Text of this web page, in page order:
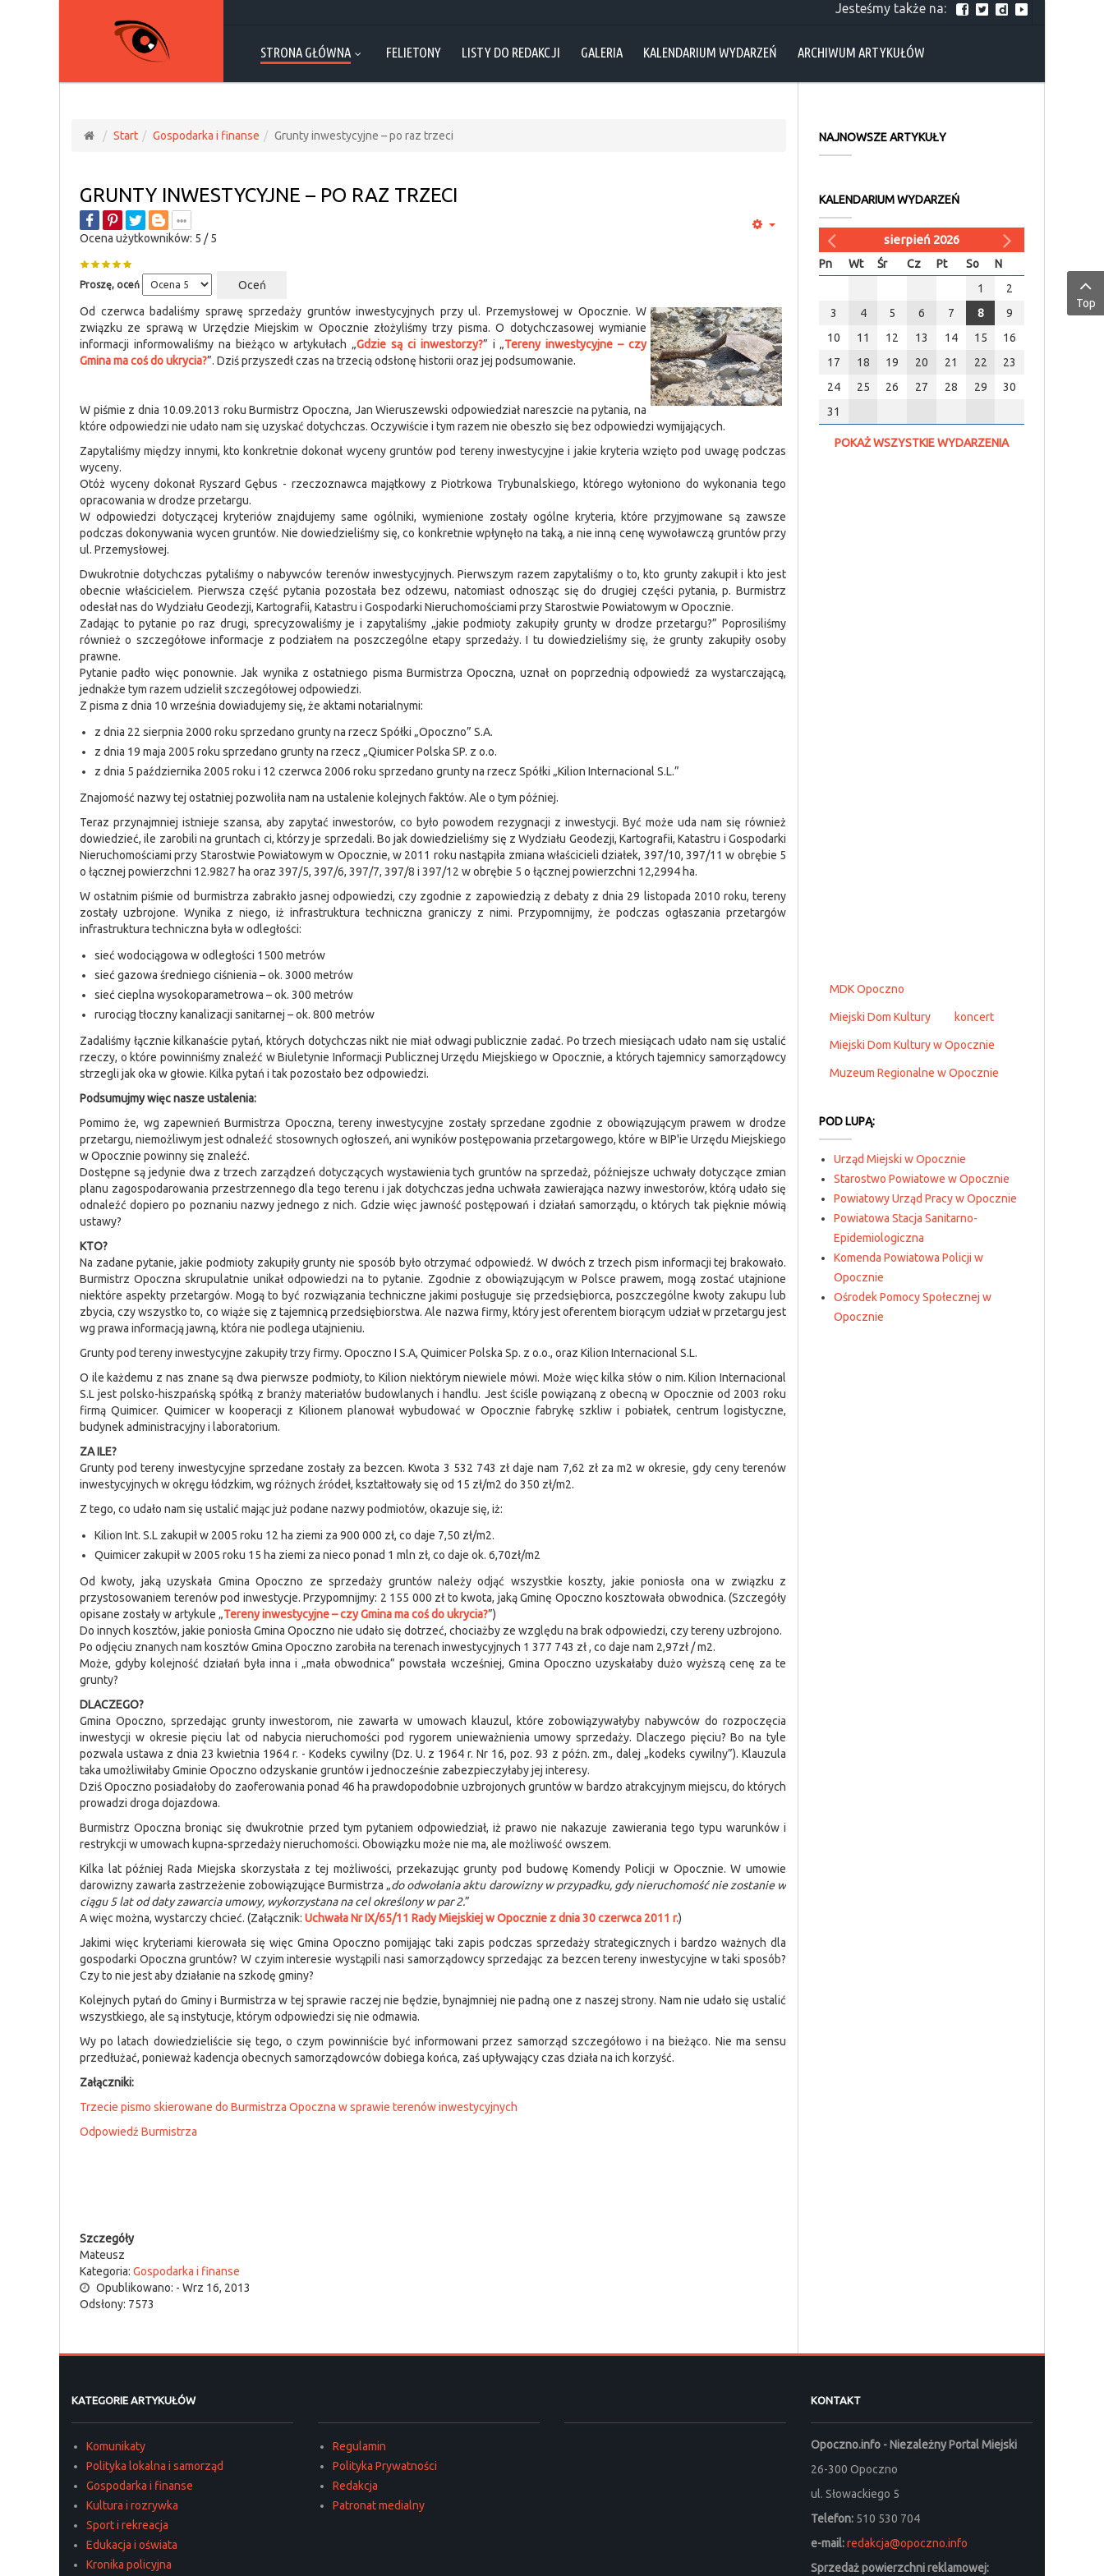
Jesteśmy także na:
STRONA GŁÓWNA FELIETONY LISTY DO REDAKCJI GALERIA KALENDARIUM WYDARZEŃ ARCHIWUM ARTYKUŁÓW
Start Gospodarka i finanse Grunty inwestycyjne – po raz trzeci
GRUNTY INWESTYCYJNE – PO RAZ TRZECI
Ocena użytkowników: 5 /5
Proszę, oceń
Od czerwca badaliśmy sprawę sprzedaży gruntów inwestycyjnych przy ul. Przemysłowej w Opocznie. W
związku ze sprawą w Urzędzie Miejskim w Opocznie złożyliśmy trzy pisma. O dotychczasowej wymianie
informacji informowaliśmy na bieżąco w artykułach „Gdzie są ci inwestorzy?” i „Tereny inwestycyjne – czy
Gmina ma coś do ukrycia?”. Dziś przyszedł czas na trzecią odsłonę historii oraz jej podsumowanie.
W piśmie z dnia 10.09.2013 roku Burmistrz Opoczna, Jan Wieruszewski odpowiedział nareszcie na pytania, na
które odpowiedzi nie udało nam się uzyskać dotychczas. Oczywiście i tym razem nie obeszło się bez odpowiedzi wymijających.
Zapytaliśmy między innymi, kto konkretnie dokonał wyceny gruntów pod tereny inwestycyjne i jakie kryteria wzięto pod uwagę podczas
wyceny.
Otóż wyceny dokonał Ryszard Gębus - rzeczoznawca majątkowy z Piotrkowa Trybunalskiego, którego wyłoniono do wykonania tego
opracowania w drodze przetargu.
W odpowiedzi dotyczącej kryteriów znajdujemy same ogólniki, wymienione zostały ogólne kryteria, które przyjmowane są zawsze
podczas dokonywania wycen gruntów. Nie dowiedzieliśmy się, co konkretnie wpłynęło na taką, a nie inną cenę wywoławczą gruntów przy
ul. Przemysłowej.
Dwukrotnie dotychczas pytaliśmy o nabywców terenów inwestycyjnych. Pierwszym razem zapytaliśmy o to, kto grunty zakupił i kto jest
obecnie właścicielem. Pierwsza część pytania pozostała bez odzewu, natomiast odnosząc się do drugiej części pytania, p. Burmistrz
odesłał nas do Wydziału Geodezji, Kartografii, Katastru i Gospodarki Nieruchomościami przy Starostwie Powiatowym w Opocznie.
Zadając to pytanie po raz drugi, sprecyzowaliśmy je i zapytaliśmy „jakie podmioty zakupiły grunty w drodze przetargu?” Poprosiliśmy
również o szczegółowe informacje z podziałem na poszczególne etapy sprzedaży. I tu dowiedzieliśmy się, że grunty zakupiły osoby
prawne.
Pytanie padło więc ponownie.Jak wynika z ostatniego pisma Burmistrza Opoczna, uznał on poprzednią odpowiedź za wystarczającą,
jednakże tym razem udzielił szczegółowej odpowiedzi.
Z pisma z dnia 10 września dowiadujemy się, że aktami notarialnymi:
z dnia 22 sierpnia 2000 roku sprzedano grunty na rzecz Spółki „Opoczno” S.A.
z dnia 19 maja 2005 roku sprzedano grunty na rzecz „Qiumicer Polska SP. z o.o.
z dnia 5 października 2005 roku i 12 czerwca 2006 roku sprzedano grunty na rzecz Spółki „Kilion Internacional S.L.”
Znajomość nazwy tej ostatniej pozwoliła nam na ustalenie kolejnych faktów. Ale o tym później.
Teraz przynajmniej istnieje szansa, aby zapytać inwestorów, co było powodem rezygnacji z inwestycji. Być może uda nam się również
dowiedzieć, ile zarobili na gruntach ci, którzy je sprzedali. Bo jak dowiedzieliśmy się z Wydziału Geodezji, Kartografii, Katastru i Gospodarki
Nieruchomościami przy Starostwie Powiatowym w Opocznie, w 2011 roku nastąpiła zmiana właścicieli działek, 397/10, 397/11 w obrębie 5
o łącznej powierzchni 12.9827 ha oraz 397/5, 397/6, 397/7, 397/8 i 397/12 w obrębie 5 o łącznej powierzchni 12,2994 ha.
W ostatnim piśmie od burmistrza zabrakło jasnej odpowiedzi, czy zgodnie z zapowiedzią z debaty z dnia 29 listopada 2010 roku, tereny
zostały uzbrojone. Wynika z niego, iż infrastruktura techniczna graniczy z nimi. Przypomnijmy, że podczas ogłaszania przetargów
infrastruktura techniczna była w odległości:
sieć wodociągowa w odległości 1500 metrów
sieć gazowa średniego ciśnienia – ok. 3000 metrów
sieć cieplna wysokoparametrowa – ok. 300 metrów
rurociąg tłoczny kanalizacji sanitarnej – ok. 800 metrów
Zadaliśmy łącznie kilkanaście pytań, których dotychczas nikt nie miał odwagi publicznie zadać. Po trzech miesiącach udało nam się ustalić
rzeczy, o które powinniśmy znaleźć w Biuletynie Informacji Publicznej Urzędu Miejskiego w Opocznie, a których tajemnicy samorządowcy
strzegli jak oka w głowie. Kilka pytań i tak pozostało bez odpowiedzi.
Podsumujmy więc nasze ustalenia:
Pomimo że, wg zapewnień Burmistrza Opoczna, tereny inwestycyjne zostały sprzedane zgodnie z obowiązującym prawem w drodze
przetargu, niemożliwym jest odnaleźć stosownych ogłoszeń, ani wyników postępowania przetargowego, które w BIP'ie Urzędu Miejskiego
w Opocznie powinny się znaleźć.
Dostępne są jedynie dwa z trzech zarządzeń dotyczących wystawienia tych gruntów na sprzedaż, późniejsze uchwały dotyczące zmian
planu zagospodarowania przestrzennego dla tego terenu i jak dotychczas jedna uchwała zawierająca nazwy inwestorów, którą udało się
odnaleźć dopiero po poznaniu nazwy jednego z nich. Gdzie więc jawność postępowań i działań samorządu, o których tak pięknie mówią
ustawy?
KTO?
Na zadane pytanie, jakie podmioty zakupiły grunty nie sposób było otrzymać odpowiedź. W dwóch z trzech pism informacji tej brakowało.
Burmistrz Opoczna skrupulatnie unikał odpowiedzi na to pytanie. Zgodnie z obowiązującym w Polsce prawem, mogą zostać utajnione
niektóre aspekty przetargów. Mogą to być rozwiązania techniczne jakimi posługuje się przedsiębiorca, poszczególne kwoty zakupu lub
zbycia, czy wszystko to, co wiąże się z tajemnicą przedsiębiorstwa. Ale nazwa firmy, który jest oferentem biorącym udział w przetargu jest
wg prawa informacją jawną, która nie podlega utajnieniu.
Grunty pod tereny inwestycyjne zakupiły trzy firmy. Opoczno I S.A, Quimicer Polska Sp. z o.o., oraz Kilion Internacional S.L.
O ile każdemu z nas znane są dwa pierwsze podmioty, to Kilion niektórym niewiele mówi. Może więc kilka słów o nim. Kilion Internacional
S.L jest polsko-hiszpańską spółką z branży materiałów budowlanych i handlu. Jest ściśle powiązaną z obecną w Opocznie od 2003 roku
firmą Quimicer. Quimicer w kooperacji z Kilionem planował wybudować w Opocznie fabrykę szkliw i pobiałek, centrum logistyczne,
budynek administracyjny i laboratorium.
ZA ILE?
Grunty pod tereny inwestycyjne sprzedane zostały za bezcen. Kwota 3 532 743 zł daje nam 7,62 zł za m2 w okresie, gdy ceny terenów
inwestycyjnych w okręgu łódzkim, wg różnych źródeł, kształtowały się od 15 zł/m2 do 350 zł/m2.
Z tego, co udało nam się ustalić mając już podane nazwy podmiotów, okazuje się, iż:
Kilion Int. S.L zakupił w 2005 roku 12 ha ziemi za 900 000 zł, co daje 7,50 zł/m2.
Quimicer zakupił w 2005 roku 15 ha ziemi za nieco ponad 1 mln zł, co daje ok. 6,70zł/m2
Od kwoty, jaką uzyskała Gmina Opoczno ze sprzedaży gruntów należy odjąć wszystkie koszty, jakie poniosła ona w związku z
przystosowaniem terenów pod inwestycje. Przypomnijmy: 2 155 000 zł to kwota, jaką Gminę Opoczno kosztowała obwodnica. (Szczegóły
opisane zostały w artykule „Tereny inwestycyjne – czy Gmina ma coś do ukrycia?”)
Do innych kosztów, jakie poniosła Gmina Opoczno nie udało się dotrzeć, chociażby ze względu na brak odpowiedzi, czy tereny uzbrojono.
Po odjęciu znanych nam kosztów Gmina Opoczno zarobiła na terenach inwestycyjnych 1 377 743 zł , co daje nam 2,97zł / m2.
Może, gdyby kolejność działań była inna i „mała obwodnica” powstała wcześniej, Gmina Opoczno uzyskałaby dużo wyższą cenę za te
grunty?
DLACZEGO?
Gmina Opoczno, sprzedając grunty inwestorom, nie zawarła w umowach klauzul, które zobowiązywałyby nabywców do rozpoczęcia
inwestycji w okresie pięciu lat od nabycia nieruchomości pod rygorem unieważnienia umowy sprzedaży. Dlaczego pięciu? Bo na tyle
pozwala ustawa z dnia 23 kwietnia 1964 r. - Kodeks cywilny (Dz. U. z 1964 r. Nr 16, poz. 93 z późn. zm., dalej „kodeks cywilny”). Klauzula
taka umożliwiłaby Gminie Opoczno odzyskanie gruntów i jednocześnie zabezpieczyłaby jej interesy.
Dziś Opoczno posiadałoby do zaoferowania ponad 46 ha prawdopodobnie uzbrojonych gruntów w bardzo atrakcyjnym miejscu, do których
prowadzi droga dojazdowa.
Burmistrz Opoczna broniąc się dwukrotnie przed tym pytaniem odpowiedział, iż prawo nie nakazuje zawierania tego typu warunków i
restrykcji w umowach kupna-sprzedaży nieruchomości. Obowiązku może nie ma, ale możliwość owszem.
Kilka lat później Rada Miejska skorzystała z tej możliwości, przekazując grunty pod budowę Komendy Policji w Opocznie. W umowie
darowizny zawarła zastrzeżenie zobowiązujące Burmistrza „do odwołania aktu darowizny w przypadku, gdy nieruchomość nie zostanie w
ciągu 5 lat od daty zawarcia umowy, wykorzystana na cel określony w par 2.”
A więc można, wystarczy chcieć. (Załącznik: Uchwała Nr IX/65/11 Rady Miejskiej w Opocznie z dnia 30 czerwca 2011 r.)
Jakimi więc kryteriami kierowała się więc Gmina Opoczno pomijając taki zapis podczas sprzedaży strategicznych i bardzo ważnych dla
gospodarki Opoczna gruntów? W czyim interesie wystąpili nasi samorządowcy sprzedając za bezcen tereny inwestycyjne w taki sposób?
Czy to nie jest aby działanie na szkodę gminy?
Kolejnych pytań do Gminy i Burmistrza w tej sprawie raczej nie będzie, bynajmniej nie padną one z naszej strony. Nam nie udało się ustalić
wszystkiego, ale są instytucje, którym odpowiedzi się nie odmawia.
Wy po latach dowiedzieliście się tego, o czym powinniście być informowani przez samorząd szczegółowo i na bieżąco. Nie ma sensu
przedłużać, ponieważ kadencja obecnych samorządowców dobiega końca, zaś upływający czas działa na ich korzyść.
Załączniki:
Trzecie pismo skierowane do Burmistrza Opoczna w sprawie terenów inwestycyjnych
Odpowiedź Burmistrza
Szczegóły
Mateusz
Kategoria: Gospodarka i finanse
Opublikowano: - Wrz 16, 2013
Odsłony: 7573
NAJNOWSZE ARTYKUŁY
KALENDARIUM WYDARZEŃ
sierpień 2026
Pn Wt Śr Cz Pt So
N
1
2
3
4 5 6 7 8
9
10
11 12 13 14 15
16
17
18 19 20 21 22
23
24
25 26 27 28 29
30
31
POKAŻ WSZYSTKIE WYDARZENIA
MDK Opoczno
Miejski Dom Kultury koncert
Miejski Dom Kultury w Opocznie
Muzeum Regionalne w Opocznie
POD LUPĄ:
Urząd Miejski w Opocznie
Starostwo Powiatowe w Opocznie
Powiatowy Urząd Pracy w Opocznie
Powiatowa Stacja Sanitarno-
Epidemiologiczna
Komenda Powiatowa Policji w
Opocznie
Ośrodek Pomocy Społecznej w
Opocznie
KATEGORIE ARTYKUŁÓW
Komunikaty
Polityka lokalna i samorząd
Gospodarka i finanse
Kultura i rozrywka
Sport i rekreacja
Edukacja i oświata
Kronika policyjna
Regulamin
Polityka Prywatności
Redakcja
Patronat medialny
KONTAKT
Opoczno.info - Niezależny Portal Miejski
26-300 Opoczno
ul. Słowackiego 5
Telefon: 510 530 704
e-mail:redakcja@opoczno.info
Sprzedaż powierzchni reklamowej:
Top